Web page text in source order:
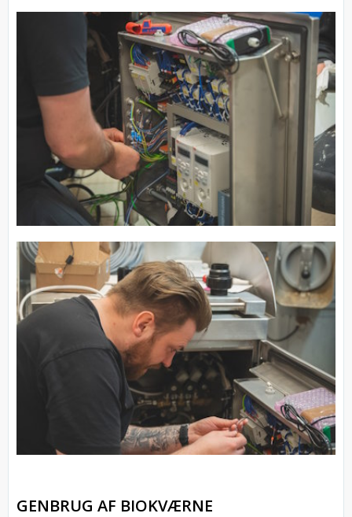
GENBRUG AF BIOKVÆRNE